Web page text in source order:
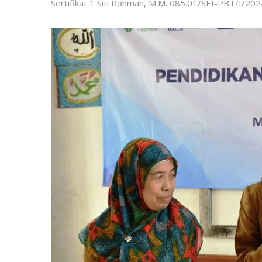
Sertifikat 1 Siti Rohmah, M.M. 085.01/SEI-PBT/I/